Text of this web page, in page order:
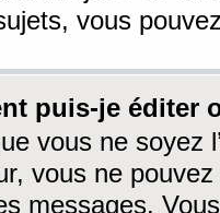
vous
puis-je éditer
vous ne soyez
vous ne
messages.